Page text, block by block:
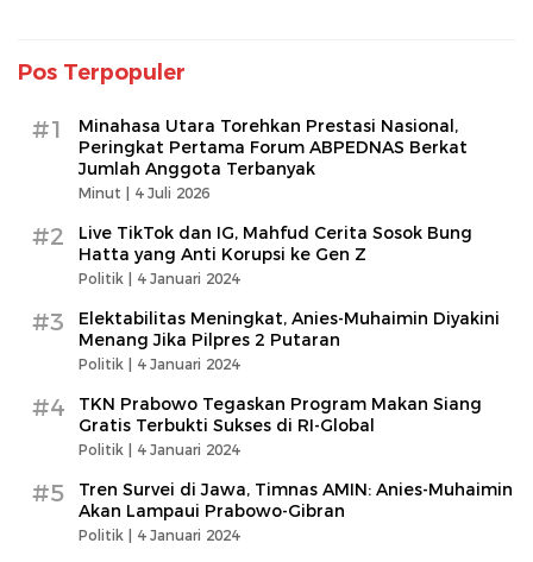
Pos Terpopuler
#1
Minahasa Utara Torehkan Prestasi Nasional,
Peringkat Pertama Forum ABPEDNAS Berkat
Jumlah Anggota Terbanyak
Minut | 4 Juli 2026
#2
Live TikTok dan IG, Mahfud Cerita Sosok Bung
Hatta yang Anti Korupsi ke Gen Z
Politik | 4 Januari 2024
#3
Elektabilitas Meningkat, Anies-Muhaimin Diyakini
Menang Jika Pilpres 2 Putaran
Politik | 4 Januari 2024
#4
TKN Prabowo Tegaskan Program Makan Siang
Gratis Terbukti Sukses di RI-Global
Politik | 4 Januari 2024
#5
Tren Survei di Jawa, Timnas AMIN: Anies-Muhaimin
Akan Lampaui Prabowo-Gibran
Politik | 4 Januari 2024